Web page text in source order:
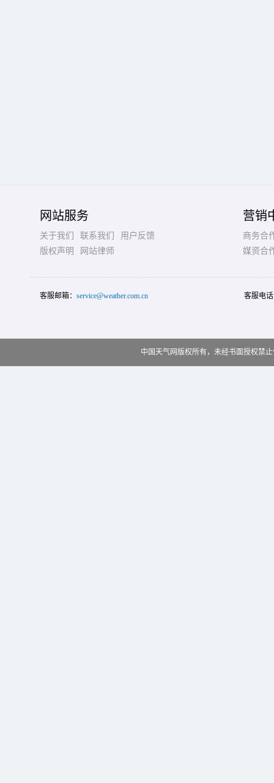
网站服务
关于我们 联系我们
用户反馈
版权声明
网站律师
营销
商务合
媒资合
客服邮箱： service@weather.com.cn 客服电
中国天气网版权所有，未经书面授权